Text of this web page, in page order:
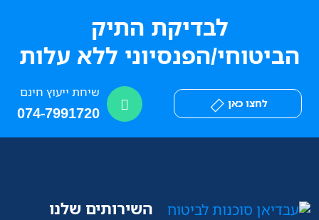
לבדיקת התיק
הביטוחי/הפנסיוני ללא עלות
לחצו כאן
שיחת ייעוץ חינם
074-7991720
השירותים שלנו